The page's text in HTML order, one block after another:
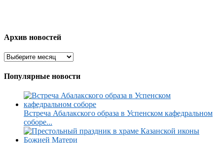
Архив новостей
Популярные новости
Встреча Абалакского образа в Успенском кафедральном
соборе...